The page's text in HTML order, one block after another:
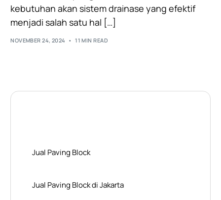
kebutuhan akan sistem drainase yang efektif
menjadi salah satu hal […]
NOVEMBER 24, 2024 11 MIN READ
Jual Paving Block
Jual Paving Block di Jakarta